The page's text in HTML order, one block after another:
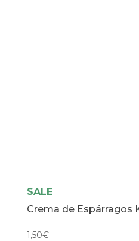
SALE
Crema de Espárragos
1,50€